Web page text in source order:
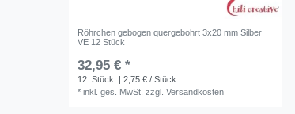
Röhrchen gebogen quergebohrt 3x20 mm Silber
VE 12 Stück
32,95 € *
12 Stück
| 2,75 € / Stück
*inkl. ges. MwSt. zzgl.Versandkosten